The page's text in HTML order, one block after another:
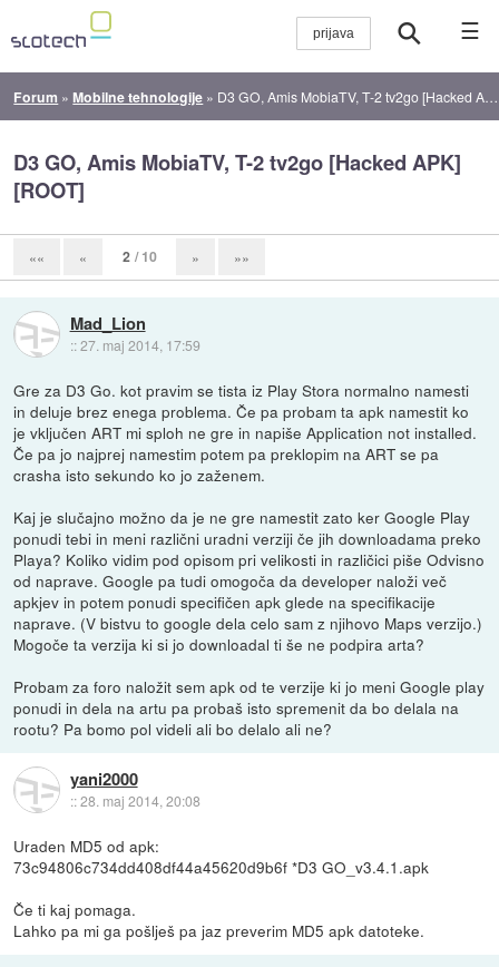
☰
Forum »Mobilne tehnologije » D3 GO, Amis MobiaTV, T-2 tv2go [Hacked APK][ROOT]
D3 GO, Amis MobiaTV, T-2 tv2go [Hacked APK]
[ROOT]
«« « 2 / 10 » »»
Mad_Lion
::27. maj 2014, 17:59
Gre za D3 Go. kot pravim se tista iz Play Stora normalno namesti
in deluje brez enega problema. Če pa probam ta apk namestit ko
je vključen ART mi sploh ne gre in napiše Application not installed.
Če pa jo najprej namestim potem pa preklopim na ART se pa
crasha isto sekundo ko jo zaženem.
Kaj je slučajno možno da je ne gre namestit zato ker Google Play
ponudi tebi in meni različni uradni verziji če jih downloadama preko
Playa? Koliko vidim pod opisom pri velikosti in različici piše Odvisno
od naprave. Google pa tudi omogoča da developer naloži več
apkjev in potem ponudi specifičen apk glede na specifikacije
naprave. (V bistvu to google dela celo sam z njihovo Maps verzijo.)
Mogoče ta verzija ki si jo downloadal ti še ne podpira arta?
Probam za foro naložit sem apk od te verzije ki jo meni Google play
ponudi in dela na artu pa probaš isto spremenit da bo delala na
rootu? Pa bomo pol videli ali bo delalo ali ne?
yani2000
::28. maj 2014, 20:08
Uraden MD5 od apk:
73c94806c734dd408df44a45620d9b6f *D3 GO_v3.4.1.apk
Če ti kaj pomaga.
Lahko pa mi ga pošlješ pa jaz preverim MD5 apk datoteke.